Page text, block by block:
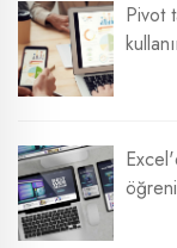
Pivot